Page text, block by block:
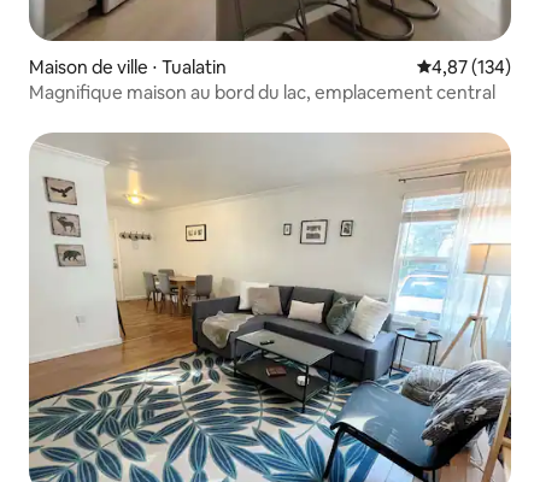
Maison de ville ⋅ Tualatin Évaluation
4,87 (134)
Magnifique maison au bord du lac, emplacement central